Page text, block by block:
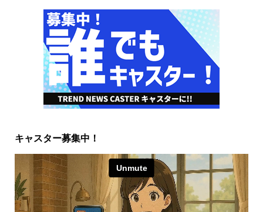
キャスター募集中！